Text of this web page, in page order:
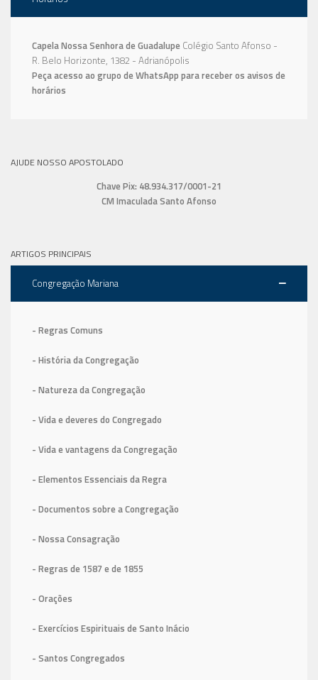
Capela Nossa Senhora de Guadalupe Colégio Santo Afonso -
R. Belo Horizonte, 1382 - Adrianópolis
Peça acesso ao grupo de WhatsApp para receber os avisos de
horários
AJUDE NOSSO APOSTOLADO
Chave Pix: 48.934.317/0001-21
CM Imaculada Santo Afonso
ARTIGOS PRINCIPAIS
Congregação Mariana
- Regras Comuns
- História da Congregação
- Natureza da Congregação
- Vida e deveres do Congregado
- Vida e vantagens da Congregação
- Elementos Essenciais da Regra
- Documentos sobre a Congregação
- Nossa Consagração
- Regras de 1587 e de 1855
- Orações
- Exercícios Espirituais de Santo Inácio
- Santos Congregados